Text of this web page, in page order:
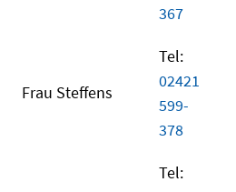
367
Frau Steffens
Tel:
02421
599-
378
Tel: